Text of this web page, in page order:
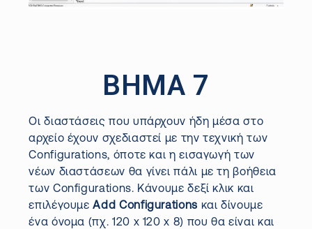
ΒΗΜΑ 7
Οι διαστάσεις που υπάρχουν ήδη μέσα στο
αρχείο έχουν σχεδιαστεί με την τεχνική των
Configurations, όποτε και η εισαγωγή των
νέων διαστάσεων θα γίνει πάλι με τη βοήθεια
των Configurations. Κάνουμε δεξί κλικ και
επιλέγουμεAdd Configurations και δίνουμε
ένα όνομα (πχ. 120 x 120 x 8) που θα είναι και